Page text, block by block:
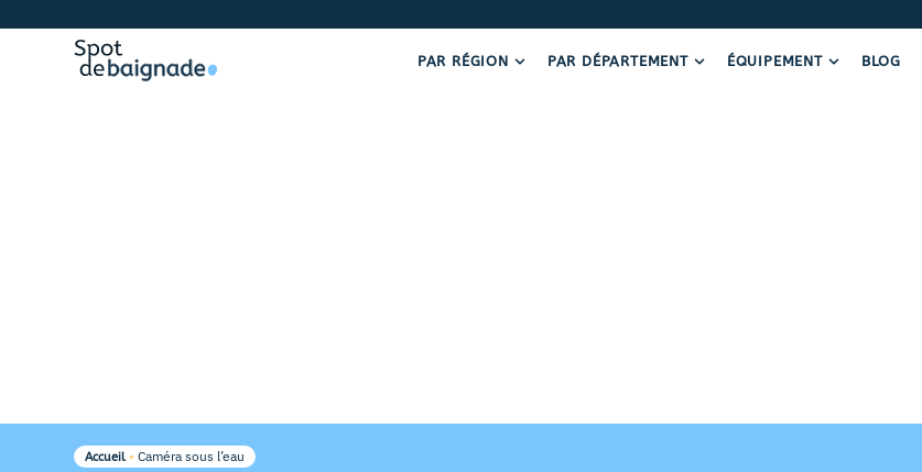
PAR RÉGION PAR DÉPARTEMENT ÉQUIPEMENT BLOG
Accueil•Caméra sous l’eau